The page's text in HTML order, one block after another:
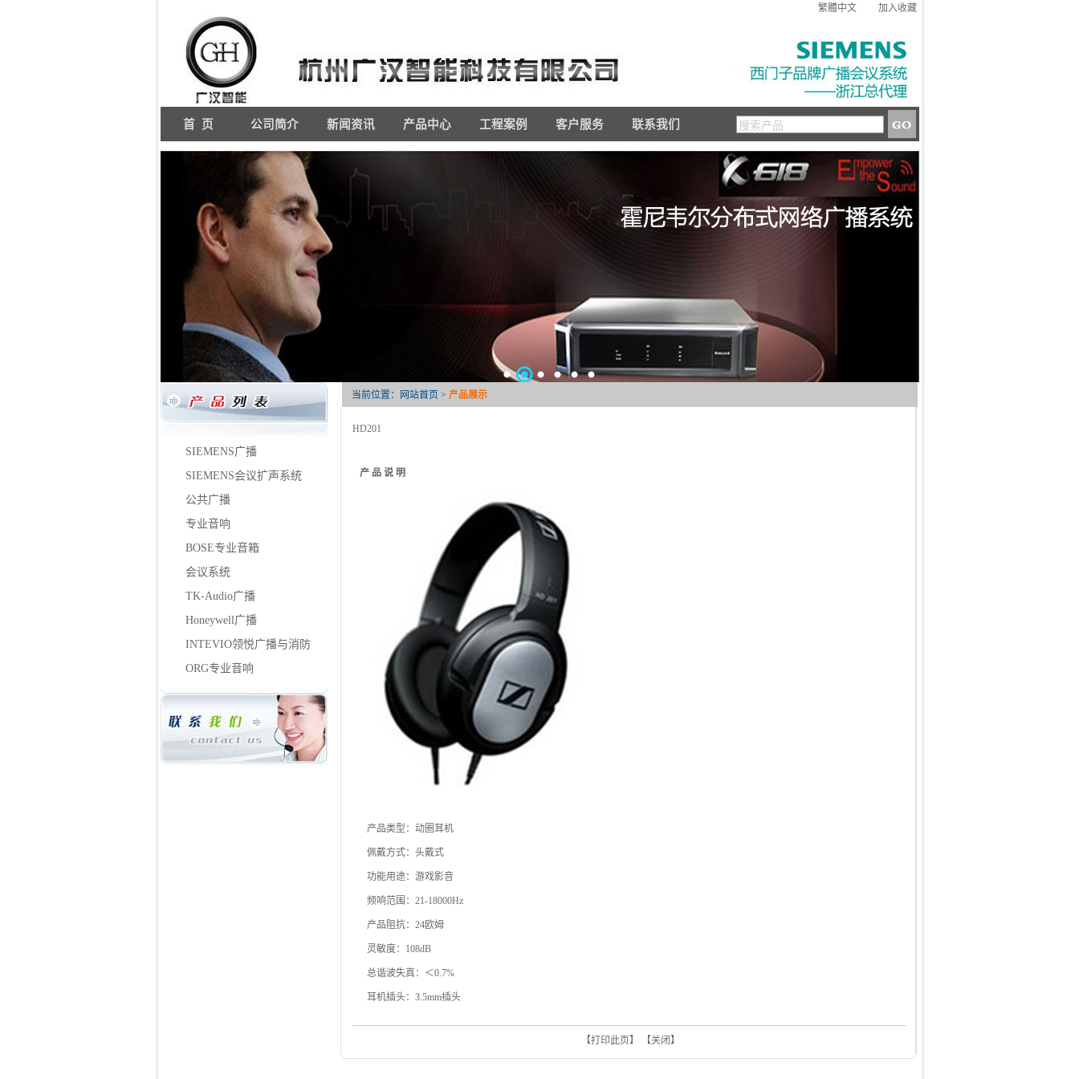
繁體中文 加入收藏
首 页 公司简介 新闻资讯 产品中心 工程案例 客户服务 联系我们
SIEMENS广播
SIEMENS会议扩声系统
公共广播
专业音响
BOSE专业音箱
会议系统
TK-Audio广播
Honeywell广播
INTEVIO领悦广播与消防
ORG专业音响
当前位置： 网站首页 > 产品展示
HD201
产 品 说 明
产品类型：动圈耳机
佩戴方式：头戴式
功能用途：游戏影音
频响范围：21-18000Hz
产品阻抗：24欧姆
灵敏度：108dB
总谐波失真：＜0.7%
耳机插头：3.5mm插头
【打印此页】 【关闭 】